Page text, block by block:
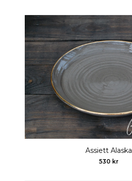
Assiett Alaska
530 kr